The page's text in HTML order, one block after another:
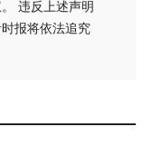
违反上述声明
报将依法追究